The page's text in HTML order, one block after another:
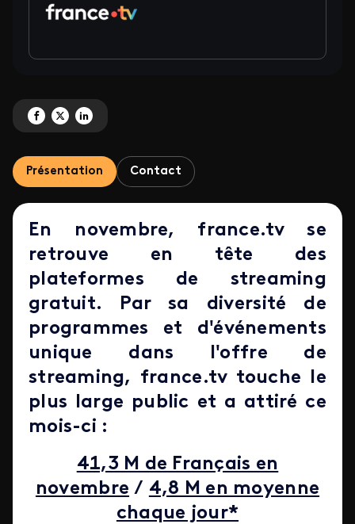
Partagez 'france.tv de nouveau en tête des plateformes de streaming
Partagez 'france.tv de nouveau en tête des plateformes de
Partagez 'france.tv de nouveau en tête des plateformes de
Présentation Contact
En novembre, france.tv se
retrouve en tête des
plateformes de streaming
gratuit. Par sa diversité de
programmes et d'événements
unique dans l'offre de
streaming, france.tv touche le
plus large public et a attiré ce
mois-ci :
41,3 M de Français en
novembre / 4,8 M en moyenne
chaque jour*